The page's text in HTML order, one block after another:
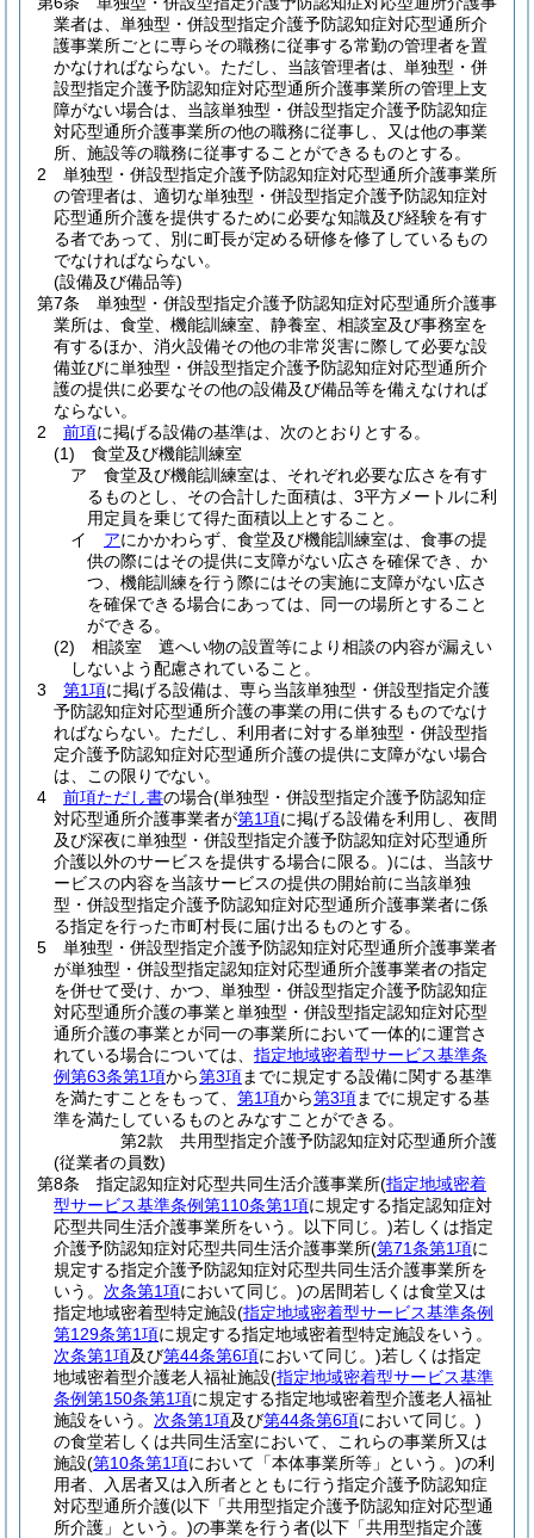
業者は、単独型・併設型指定介護予防認知症対応型通所介
護事業所ごとに専らその職務に従事する常勤の管理者を置
かなければならない。 ただし、当該管理者は、単独型・併
設型指定介護予防認知症対応型通所介護事業所の管理上支
障がない場合は、当該単独型・併設型指定介護予防認知症
対応型通所介護事業所の他の職務に従事し、又は他の事業
所、施設等の職務に従事することができるものとする。
2
単独型・併設型指定介護予防認知症対応型通所介護事業所
の管理者は、適切な単独型・併設型指定介護予防認知症対
応型通所介護を提供するために必要な知識及び経験を有す
る者であって、別に町長が定める研修を修了しているもの
でなければならない。
(設備及び備品等)
第7条
単独型・併設型指定介護予防認知症対応型通所介護事
業所は、食堂、機能訓練室、静養室、相談室及び事務室を
有するほか、消火設備その他の非常災害に際して必要な設
備並びに単独型・併設型指定介護予防認知症対応型通所介
護の提供に必要なその他の設備及び備品等を備えなければ
ならない。
2
前項に掲げる設備の基準は、次のとおりとする。
(1)
食堂及び機能訓練室
ア
食堂及び機能訓練室は、それぞれ必要な広さを有す
るものとし、その合計した面積は、3平方メートルに利
用定員を乗じて得た面積以上とすること。
イ
アにかかわらず、食堂及び機能訓練室は、食事の提
供の際にはその提供に支障がない広さを確保でき、か
つ、機能訓練を行う際にはその実施に支障がない広さ
を確保できる場合にあっては、同一の場所とすること
ができる。
(2)
相談室 遮へい物の設置等により相談の内容が漏えい
しないよう配慮されていること。
3
第1項に掲げる設備は、専ら当該単独型・併設型指定介護
予防認知症対応型通所介護の事業の用に供するものでなけ
ればならない。 ただし、利用者に対する単独型・併設型指
定介護予防認知症対応型通所介護の提供に支障がない場合
は、この限りでない。
4
前項ただし書の場合(単独型・併設型指定介護予防認知症
対応型通所介護事業者が第1項に掲げる設備を利用し、夜間
及び深夜に単独型・併設型指定介護予防認知症対応型通所
介護以外のサービスを提供する場合に限る。)には、当該サ
ービスの内容を当該サービスの提供の開始前に当該単独
型・併設型指定介護予防認知症対応型通所介護事業者に係
る指定を行った市町村長に届け出るものとする。
5
単独型・併設型指定介護予防認知症対応型通所介護事業者
が単独型・併設型指定認知症対応型通所介護事業者の指定
を併せて受け、かつ、単独型・併設型指定介護予防認知症
対応型通所介護の事業と単独型・併設型指定認知症対応型
通所介護の事業とが同一の事業所において一体的に運営さ
れている場合については、 指定地域密着型サービス基準条
例第63条第1項から第3項までに規定する設備に関する基準
を満たすことをもって、 第1項から第3項までに規定する基
準を満たしているものとみなすことができる。
第2款
共用型指定介護予防認知症対応型通所介護
(従業者の員数)
第8条
指定認知症対応型共同生活介護事業所(指定地域密着
型サービス基準条例第110条第1項に規定する指定認知症対
応型共同生活介護事業所をいう。以下同じ。)若しくは指定
介護予防認知症対応型共同生活介護事業所(第71条第1項に
規定する指定介護予防認知症対応型共同生活介護事業所を
いう。 次条第1項において同じ。)の居間若しくは食堂又は
指定地域密着型特定施設(指定地域密着型サービス基準条例
第129条第1項に規定する指定地域密着型特定施設をいう。
次条第1項及び第44条第6項において同じ。)若しくは指定
地域密着型介護老人福祉施設(指定地域密着型サービス基準
条例第150条第1項に規定する指定地域密着型介護老人福祉
施設をいう。 次条第1項及び第44条第6項において同じ。)
の食堂若しくは共同生活室において、これらの事業所又は
施設(第10条第1項において「本体事業所等」という。)の利
用者、入居者又は入所者とともに行う指定介護予防認知症
対応型通所介護(以下「共用型指定介護予防認知症対応型通
所介護」という。)の事業を行う者(以下「共用型指定介護